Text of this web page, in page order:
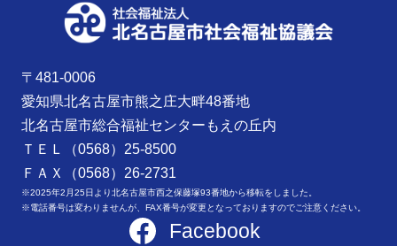
〒481-0006
愛知県北名古屋市熊之庄大畔48番地
北名古屋市総合福祉センターもえの丘内
ＴＥＬ（0568）25-8500
ＦＡＸ（0568）26-2731
※2025年2月25日より北名古屋市西之保藤塚93番地から移転をしました。
※電話番号は変わりませんが、FAX番号が変更となっておりますのでご注意ください。
Facebook